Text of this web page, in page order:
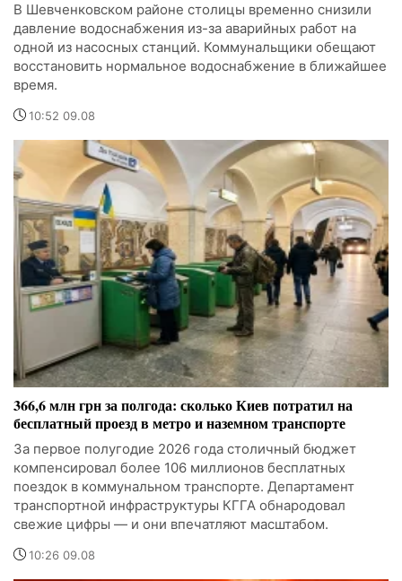
В Шевченковском районе столицы временно снизили
давление водоснабжения из-за аварийных работ на
одной из насосных станций. Коммунальщики обещают
восстановить нормальное водоснабжение в ближайшее
время.
10:52 09.08
366,6 млн грн за полгода: сколько Киев потратил на
бесплатный проезд в метро и наземном транспорте
За первое полугодие 2026 года столичный бюджет
компенсировал более 106 миллионов бесплатных
поездок в коммунальном транспорте. Департамент
транспортной инфраструктуры КГГА обнародовал
свежие цифры — и они впечатляют масштабом.
10:26 09.08